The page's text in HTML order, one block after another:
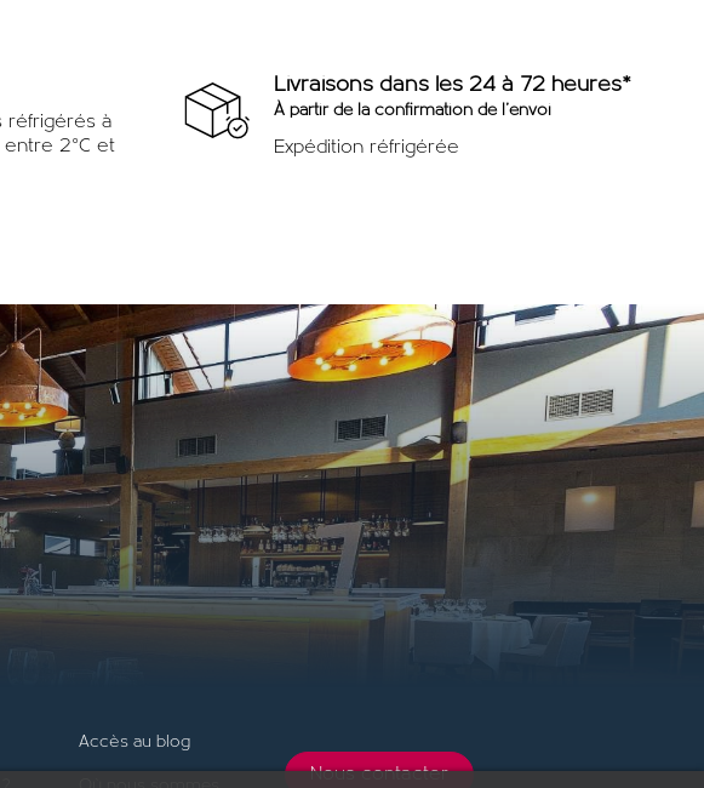
réfrigérés à
2°C et
Livraisons dans les 24 à 72 heures*
À partir de la confirmation de l'envoi
Expédition réfrigérée
Accès au blog
Nous contacter